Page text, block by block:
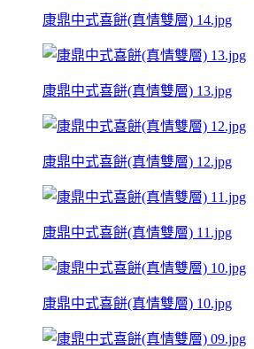
康鼎中式喜餅(真情雙層) 14.jpg
康鼎中式喜餅(真情雙層) 13.jpg
康鼎中式喜餅(真情雙層) 12.jpg
康鼎中式喜餅(真情雙層) 11.jpg
康鼎中式喜餅(真情雙層) 10.jpg